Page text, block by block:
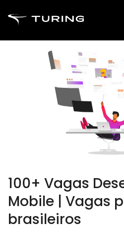
100+ Vagas
Mobile | Vagas
brasileiros